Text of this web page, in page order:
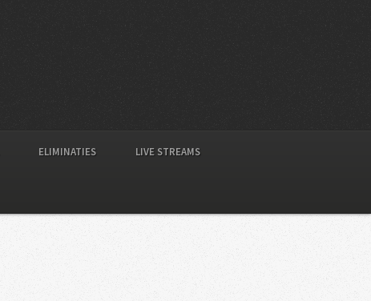
ELIMINATIES LIVE STREAMS